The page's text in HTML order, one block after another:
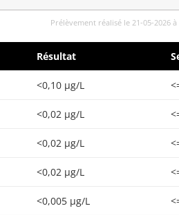
Prélèvement réalisé le 21-05-2026
Résultat
<0,10 µg/L
<0,02 µg/L
<0,02 µg/L
<0,02 µg/L
<0,005 µg/L